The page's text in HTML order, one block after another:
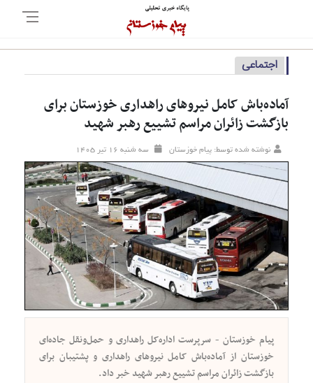
اجتماعی
آماده‌باش کامل نیرو‌های راهداری خوزستان برای
بازگشت زائران مراسم تشییع رهبر شهید
نوشته شده توسط: پیام خوزستان سه شنبه ۱۶ تير ۱۴۰۵
پیام خوزستان - سرپرست اداره‌کل راهداری و حمل‌ونقل جاده‌ای
خوزستان از آماده‌باش کامل نیرو‌های راهداری و پشتیبان برای
بازگشت زائران مراسم تشییع رهبر شهید خبر داد.